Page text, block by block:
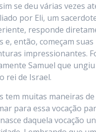
se deu várias vezes
por Eli, um
responde
e, então, começam suas
impressionantes.
Samuel que
rei de Israel.
tem muitas maneiras
para essa vocação
daquela vocação